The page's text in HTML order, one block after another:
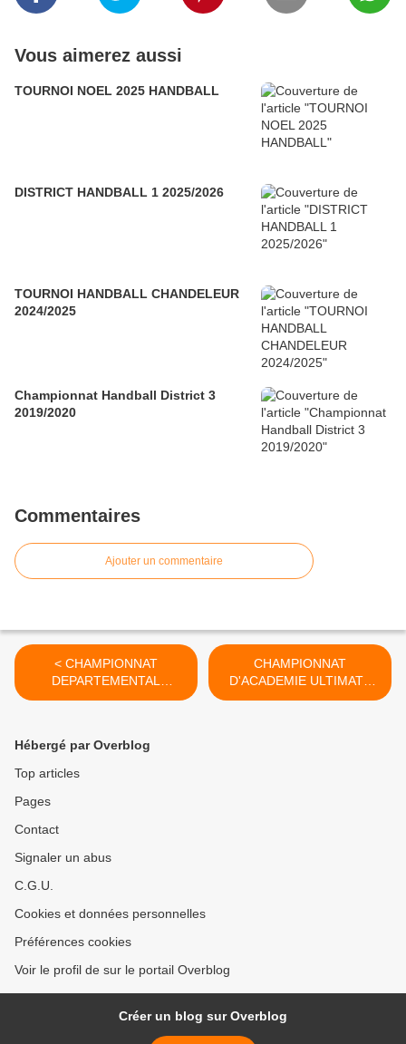
Vous aimerez aussi
TOURNOI NOEL 2025 HANDBALL
DISTRICT HANDBALL 1 2025/2026
TOURNOI HANDBALL CHANDELEUR
2024/2025
Championnat Handball District 3
2019/2020
Commentaires
Ajouter un commentaire
< CHAMPIONNAT
DEPARTEMENTAL
GYMNASTIQUE 2023/2024
CHAMPIONNAT
D'ACADEMIE ULTIMATE
2023/2024 >
Hébergé par Overblog
Top articles
Pages
Contact
Signaler un abus
C.G.U.
Cookies et données personnelles
Préférences cookies
Voir le profil de sur le portail Overblog
Créer un blog sur Overblog